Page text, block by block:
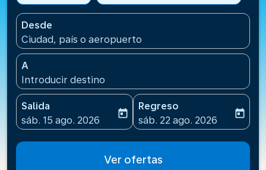
Desde
Ciudad, país o aeropuerto
A
Introducir destino
Salida
fc-booking-departure-date-aria-label
sáb. 15 ago. 2026
today
Regreso
fc-booking-return-date-
sáb. 22 ago. 2026
today
Ver ofertas